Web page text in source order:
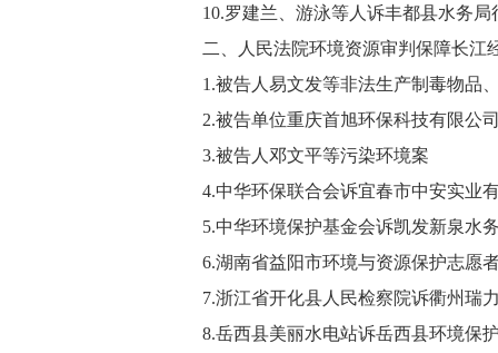
10.罗建兰、游泳等人诉丰都县水务局
二、人民法院环境资源审判保障长江经
1.被告人易文发等非法生产制毒物品
2.被告单位重庆首旭环保科技有限公
3.被告人邓文平等污染环境案
4.中华环保联合会诉宜春市中安实业
5.中华环境保护基金会诉凯发新泉水务
6.湖南省益阳市环境与资源保护志愿者
7.浙江省开化县人民检察院诉衢州瑞力
8.岳西县美丽水电站诉岳西县环境保